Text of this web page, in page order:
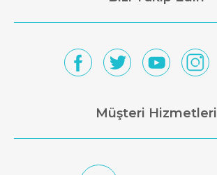
Müşteri Hizmetleri